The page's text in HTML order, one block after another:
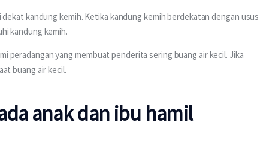
kandung kemih. Ketika kandung kemih berdekatan dengan usus
kandung kemih.
peradangan yang membuat penderita sering buang air kecil. Jika
buang air kecil.
anak dan ibu hamil